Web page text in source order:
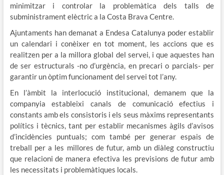
minimitzar i controlar la problemàtica dels talls de
subministrament elèctric a la Costa Brava Centre.
Ajuntaments han demanat a Endesa Catalunya poder establir
un calendari i conèixer en tot moment, les accions que es
realitzen per a la millora global del servei, i que aquestes han
de ser estructurals -no d’urgència, en precari o parcials- per
garantir un òptim funcionament del servei tot l’any.
En l’àmbit la interlocució institucional, demanem que la
companyia estableixi canals de comunicació efectius i
constants amb els consistoris i els seus màxims representants
polítics i tècnics, tant per establir mecanismes àgils d’avisos
d’incidències puntuals; com també per generar espais de
treball per a les millores de futur, amb un diàleg constructiu
que relacioni de manera efectiva les previsions de futur amb
les necessitats i problemàtiques locals.